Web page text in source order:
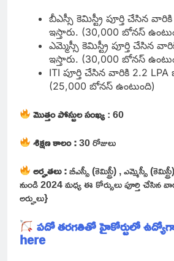
బీఎస్సీ కెమిస్ట్రీ పూర్తి చేసిన
ఇస్తారు. (30,000 బోనస్
ఎమ్మెస్సీ కెమిస్ట్రీ పూర్తి చేసిన
ఇస్తారు. (30,000 బోనస్
ITI పూర్తి చేసిన వారికి 2.2 LPA
(25,000 బోనస్ ఉంటుంది)
మొత్తం పోస్టుల సంఖ్య: 60
శిక్షణ కాలం :30 రోజులు
అర్హతలు :బీఎస్సీ (కెమిస్ట్రీ) , ఎమ్మెస్సీ
నుండి 2024 మధ్య ఈ కోర్సులు పూర్తి చేసిన
అర్హులు}
పదో తరగతితో హైకోర్టులో
here